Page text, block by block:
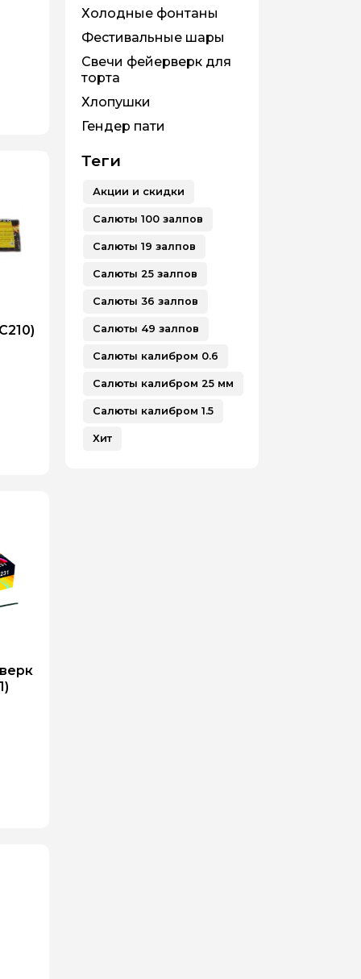
Холодные фонтаны
Фестивальные шары
Свечи фейерверк для
торта
Хлопушки
Гендер пати
Теги
Акции и скидки
Салюты 100 залпов
Салюты 19 залпов
Салюты 25 залпов
Салюты 36 залпов
Салюты 49 залпов
Салюты калибром 0.6
Салюты калибром 25 мм
Салюты калибром 1.5
Хит